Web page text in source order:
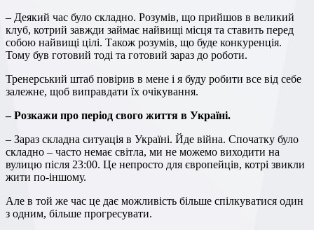
– Деякий час було складно. Розумів, що прийшов в великий
клуб, котрий завжди займає найвищі місця та ставить перед
собою найвищі цілі. Також розумів, що буде конкуренція.
Тому був готовий тоді та готовий зараз до роботи.
Тренерський штаб повірив в мене і я буду робити все від себе
залежне, щоб виправдати їх очікування.
– Розкажи про період свого життя в Україні.
– Зараз складна ситуація в Україні. Йде війна. Спочатку було
складно – часто немає світла, ми не можемо виходити на
вулицю після 23:00. Це непросто для європейців, котрі звикли
жити по-іншому.
Але в той же час це дає можливість більше спілкуватися один
з одним, більше прогресувати.